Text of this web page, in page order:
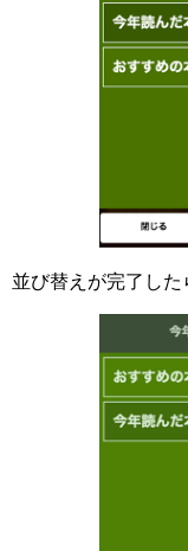
並び替えが完了した